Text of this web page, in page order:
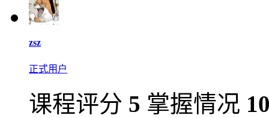
zsz
正式用户
课程评分 5 掌握情况